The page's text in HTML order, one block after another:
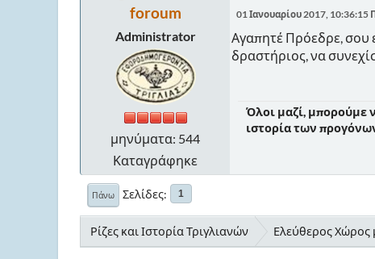
foroum
Administrator
μηνύματα: 544
Καταγράφηκε
01 Ιανουαρίου 2017, 10:36:15
Αγαπητέ Πρόεδρε, σου
δραστήριος, να
Όλοι μαζί, μπορούμε
ιστορία των
Πάνω Σελίδες 1
Ρίζες και Ιστορία Τριγλιανών Ελεύθερος